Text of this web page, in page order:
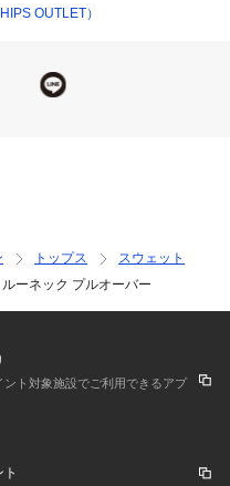
ナーとしても活躍する一枚
熱〉モイスチャー モック
ださい。
パソコン・スマートフォン
像をご参照ください。
OUTLET）
トップス
スウェット
ーネック プルオーバー
ト対象施設でご利用できるアプ